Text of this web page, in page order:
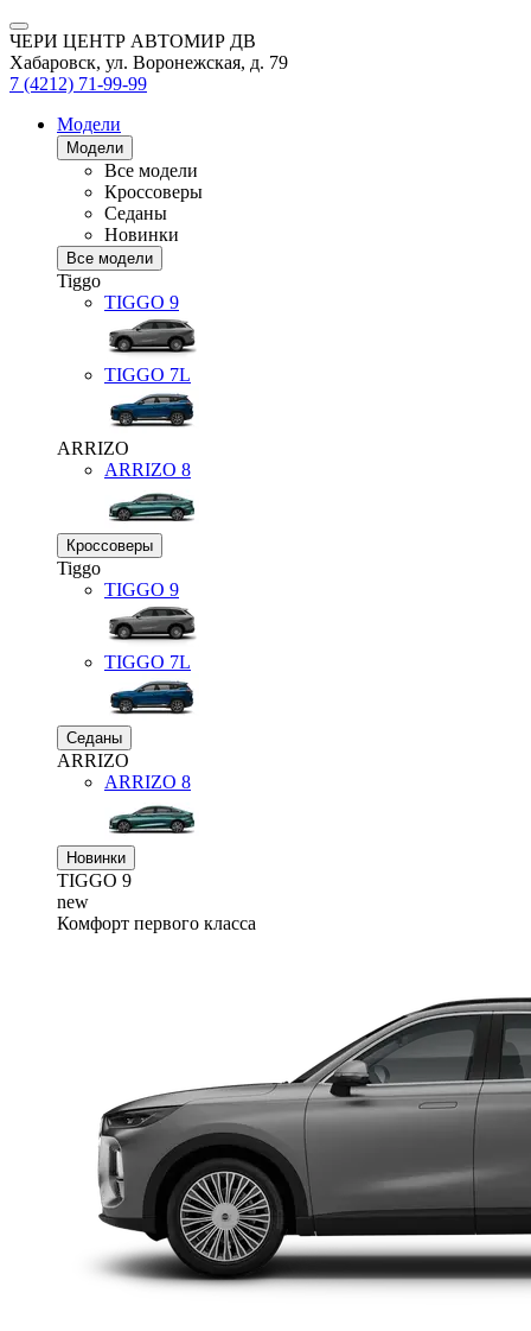
ЧЕРИ ЦЕНТР АВТОМИР ДВ
Хабаровск, ул. Воронежская, д. 79
7 (4212) 71-99-99
Модели
Модели
Все модели
Кроссоверы
Седаны
Новинки
Все модели
Tiggo
TIGGO 9
TIGGO 7L
ARRIZO
ARRIZO 8
Кроссоверы
Tiggo
TIGGO 9
TIGGO 7L
Седаны
ARRIZO
ARRIZO 8
Новинки
TIGGO 9
new
Комфорт первого класса